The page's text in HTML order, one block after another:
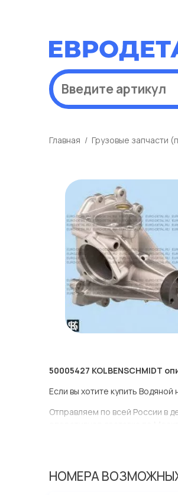
Главная Грузовые запчасти
50005427 KOLBENSCHMIDT
Если вы хотите купить
Отправляем по всей России в
НОМЕРА